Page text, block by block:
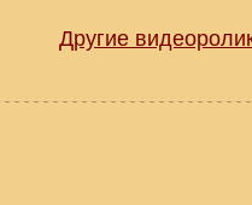
Другие